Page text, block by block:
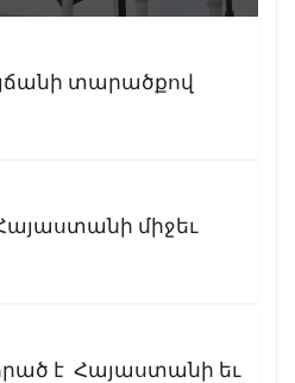
տարածքով
միջեւ
է Հայաստանի եւ